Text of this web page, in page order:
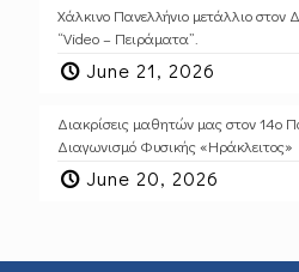
Χάλκινο Πανελλήνιο μετάλλιο στον
“Video – Πειράματα”.
June 21, 2026
Διακρίσεις μαθητών μας στον 14ο
Διαγωνισμό Φυσικής «Ηράκλειτος»
June 20, 2026